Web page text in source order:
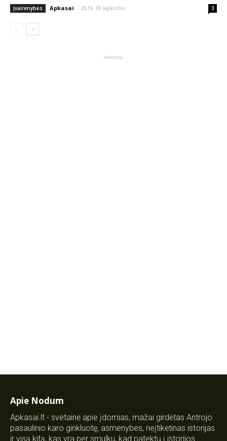
Įvairenybės Apkasai - 2019 18 lapkričio 3
- reklama -
Apie Nodum
Apkasai.lt - svetainė apie įdomias, mažai girdėtas Antrojo
pasaulinio karo ginkluotę, asmenybes, neįtikėtinas istorijas
ir visą kitą, kas yra per smulku, kad patektų į istorijos